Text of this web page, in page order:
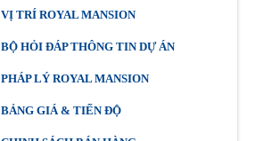
VỊ TRÍ ROYAL MANSION
BỘ HỎI ĐÁP THÔNG TIN DỰ ÁN
PHÁP LÝ ROYAL MANSION
BẢNG GIÁ & TIẾN ĐỘ